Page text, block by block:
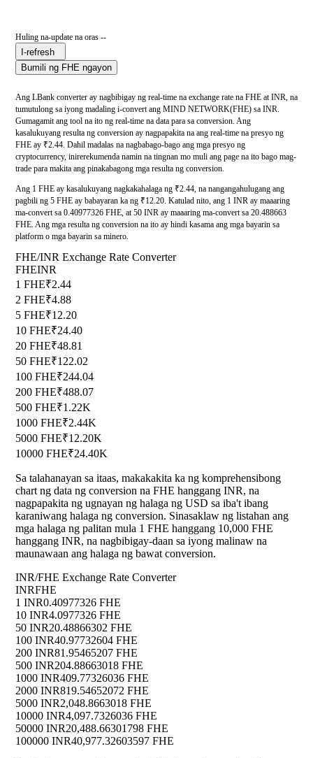
Huling na-update na oras --
I-refresh
Bumili ng FHE ngayon
Ang LBank converter ay nagbibigay ng real-time na exchange rate na FHE at INR, na
tumutulong sa iyong madaling i-convert ang MIND NETWORK(FHE) sa INR.
Gumagamit ang tool na ito ng real-time na data para sa conversion. Ang
kasalukuyang resulta ng conversion ay nagpapakita na ang real-time na presyo ng
FHE ay ₹2.44. Dahil madalas na nagbabago-bago ang mga presyo ng
cryptocurrency, inirerekumenda namin na tingnan mo muli ang page na ito bago mag-
trade para makita ang pinakabagong mga resulta ng conversion.
Ang 1 FHE ay kasalukuyang nagkakahalaga ng ₹2.44, na nangangahulugang ang
pagbili ng 5 FHE ay babayaran ka ng ₹12.20. Katulad nito, ang 1 INR ay maaaring
ma-convert sa 0.40977326 FHE, at 50 INR ay maaaring ma-convert sa 20.488663
FHE. Ang mga resulta ng conversion na ito ay hindi kasama ang mga bayarin sa
platform o mga bayarin sa minero.
FHE/INR Exchange Rate Converter
FHEINR
1 FHE₹2.44
2 FHE₹4.88
5 FHE₹12.20
10 FHE₹24.40
20 FHE₹48.81
50 FHE₹122.02
100 FHE₹244.04
200 FHE₹488.07
500 FHE₹1.22K
1000 FHE₹2.44K
5000 FHE₹12.20K
10000 FHE₹24.40K
Sa talahanayan sa itaas, makakakita ka ng komprehensibong
chart ng data ng conversion na FHE hanggang INR, na
nagpapakita ng ugnayan ng halaga ng USD sa iba't ibang
karaniwang halaga ng conversion. Sinasaklaw ng listahan ang
mga halaga ng palitan mula 1 FHE hanggang 10,000 FHE
hanggang INR, na nagbibigay-daan sa iyong malinaw na
maunawaan ang halaga ng bawat conversion.
INR/FHE Exchange Rate Converter
INRFHE
1 INR0.40977326 FHE
10 INR4.0977326 FHE
50 INR20.48866302 FHE
100 INR40.97732604 FHE
200 INR81.95465207 FHE
500 INR204.88663018 FHE
1000 INR409.77326036 FHE
2000 INR819.54652072 FHE
5000 INR2,048.8663018 FHE
10000 INR4,097.7326036 FHE
50000 INR20,488.66301798 FHE
100000 INR40,977.32603597 FHE